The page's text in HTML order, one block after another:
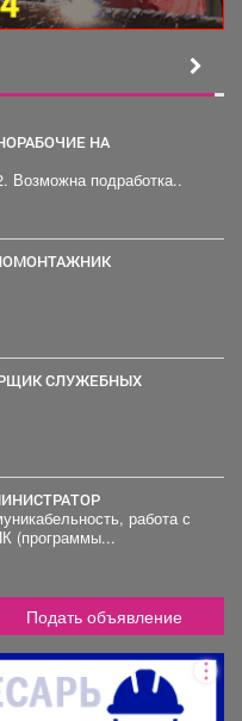
Возможна подработка..
работа с
(программы...
Подать объявление